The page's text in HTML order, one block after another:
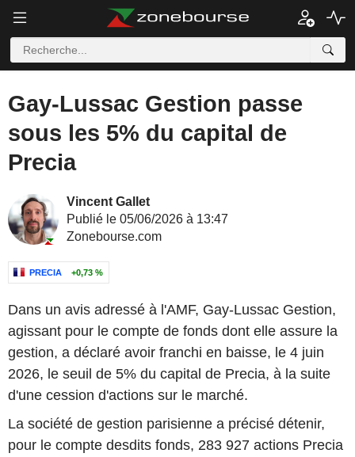
Gay-Lussac Gestion passe
sous les 5% du capital de
Precia
Vincent Gallet
Publié le 05/06/2026 à 13:47
Zonebourse.com
PRECIA +0,73 %
Dans un avis adressé à l'AMF, Gay-Lussac Gestion,
agissant pour le compte de fonds dont elle assure la
gestion, a déclaré avoir franchi en baisse, le 4 juin
2026, le seuil de 5% du capital de Precia, à la suite
d'une cession d'actions sur le marché.
La société de gestion parisienne a précisé détenir,
pour le compte desdits fonds, 283 927 actions Precia